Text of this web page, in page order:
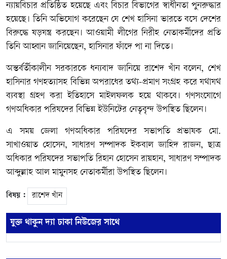
ন্যায়বিচার প্রতিষ্ঠিত হয়েছে এবং বিচার বিভাগের স্বাধীনতা পুনরুদ্ধার
হয়েছে। তিনি অভিযোগ করেছেন যে শেখ হাসিনা ভারতে বসে দেশের
বিরুদ্ধে ষড়যন্ত্র করছেন। আওয়ামী লীগের নিরীহ নেতাকর্মীদের প্রতি
তিনি আহ্বান জানিয়েছেন, হাসিনার ফাঁদে পা না দিতে।
অন্তর্বর্তীকালীন সরকারকে ধন্যবাদ জানিয়ে রাশেদ খাঁন বলেন, শেখ
হাসিনার গণহত্যাসহ বিভিন্ন অপরাধের তথ্য-প্রমাণ সংগ্রহ করে যথাযথ
ব্যবস্থা গ্রহণ করা ইতিহাসে মাইলফলক হয়ে থাকবে। গণসংযোগে
গণঅধিকার পরিষদের বিভিন্ন ইউনিটের নেতৃবৃন্দ উপস্থিত ছিলেন।
এ সময় জেলা গণঅধিকার পরিষদের সভাপতি প্রভাষক মো.
সাখাওয়াত হোসেন, সাধারণ সম্পাদক ইকবাল জাহিদ রাজন, ছাত্র
অধিকার পরিষদের সভাপতি রিহান হোসেন রায়হান, সাধারণ সম্পাদক
আব্দুল্লাহ আল মামুনসহ নেতাকর্মীরা উপস্থিত ছিলেন।
বিষয় : রাশেদ খাঁন
যুক্ত থাকুন দ্যা ঢাকা নিউজের সাথে